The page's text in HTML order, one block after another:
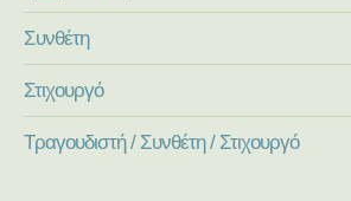
Συνθέτη
Στιχουργό
Τραγουδιστή / Συνθέτη / Στιχουργό